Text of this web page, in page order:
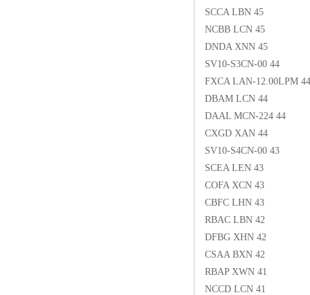
SCCA LBN 45
NCBB LCN 45
DNDA XNN 45
SV10-S3CN-00 44
FXCA LAN-12.00LPM 44
DBAM LCN 44
DAAL MCN-224 44
CXGD XAN 44
SV10-S4CN-00 43
SCEA LEN 43
COFA XCN 43
CBFC LHN 43
RBAC LBN 42
DFBG XHN 42
CSAA BXN 42
RBAP XWN 41
NCCD LCN 41